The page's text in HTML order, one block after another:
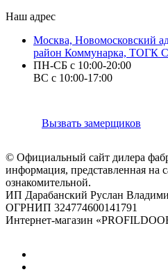
Наш адрес
Москва, Новомосковский
район Коммунарка, ТОГК
ПН-СБ с 10:00-20:00
ВС с 10:00-17:00
Вызвать замерщиков
© Официальный сайт дилера
информация, представленная на
ознакомительной.
ИП Дарабанский Руслан
ОГРНИП 324774600141791
Интернет-магазин